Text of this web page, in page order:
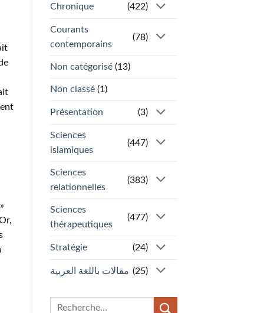
Chronique (422)
Courants
contemporains
(78)
Non catégorisé(13)
Non classé(1)
Présentation (3)
Sciences
islamiques
(447)
Sciences
relationnelles
(383)
Sciences
thérapeutiques
(477)
Stratégie (24)
مقالات باللغة العربية (25)